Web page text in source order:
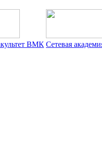
ВМК Сетевая